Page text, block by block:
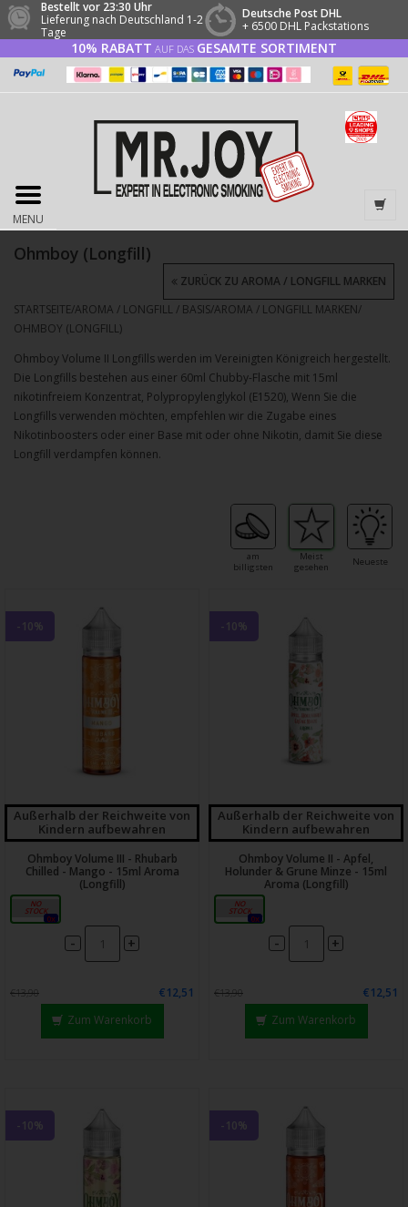
Bestellt vor 23:30 Uhr
Lieferung nach Deutschland 1-2
Tage
Deutsche Post DHL
+ 6500 DHL Packstations
10% RABATT AUF DAS GESAMTE SORTIMENT
MENU
Ohmboy (Longfill)
STARTSEITE/AROMA / LONGFILL / BASIS/AROMA / LONGFILL MARKEN/
OHMBOY (LONGFILL)
ZURÜCK ZU AROMA / LONGFILL MARKEN
Ohmboy Volume II Longfills werden im Vereinigten Königreich hergestellt.
Die Longfills bestehen aus einer 60ml Chubby-Flasche mit 15ml
nikotinfreiem Konzentrat, Polypropylenglykol (E1520), Wenn Sie die
Longfills verwenden möchten, empfehlen wir die Zugabe eines
Nikotinboosters oder einer Base mit oder ohne Nikotin, damit Sie diese
Longfill verdampfen können.
am
billigsten
Meist
gesehen
Neueste
-10%
Außerhalb der Reichweite von
Kindern aufbewahren
Ohmboy Volume III - Rhubarb
Chilled - Mango - 15ml Aroma
(Longfill)
15ml
0x
- +
€13,90
€12,51
Zum Warenkorb
-10%
Außerhalb der Reichweite von
Kindern aufbewahren
Ohmboy Volume II - Apfel,
Holunder & Grune Minze - 15ml
Aroma (Longfill)
15ml
0x
- +
€13,90
€12,51
Zum Warenkorb
-10% -10%